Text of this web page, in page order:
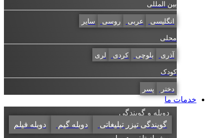
بین المللی
انگلیسی عربی روسی سایر
محلی
بلوچی کردی لری
کودک
پسر
خدمات ما
دوبله و گویندگی
گویندگی تیزر تبلیغاتی
دوبله گیم
دوبله فیلم